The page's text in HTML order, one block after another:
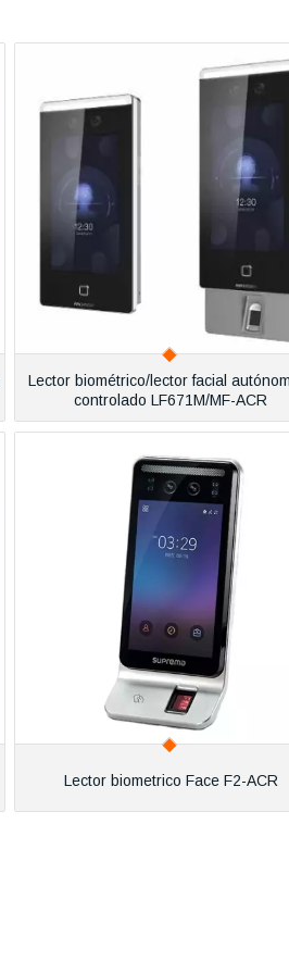
Lector biométrico/lector facial
controlado LF671M/MF-ACR
Lector biometrico Face F2-ACR